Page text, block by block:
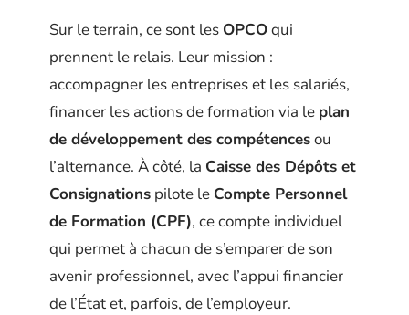
Sur le terrain, ce sont les OPCOqui
prennent le relais. Leur mission :
accompagner les entreprises et les salariés,
financer les actions de formation via le plan
de développement des compétencesou
l’alternance. À côté, la Caisse des Dépôts et
Consignations pilote le Compte Personnel
de Formation (CPF), ce compte individuel
qui permet à chacun de s’emparer de son
avenir professionnel, avec l’appui financier
de l’État et, parfois, de l’employeur.